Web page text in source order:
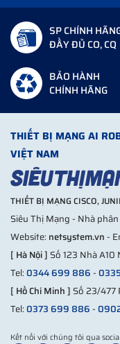
SP CHÍNH
ĐẦY ĐỦ CO, CQ
BẢO HÀNH
CHÍNH HÃNG
THIẾT BỊ MẠNG AI
VIỆT NAM
THIẾT BỊ MẠNG CISCO,
Siêu Thị Mạng - Nhà
Website: netsystem.vn-
[ Hà Nội ] Số 123 Nhà
Tel:0344 699 886-
[ Hồ Chí Minh ] Số 23/477
Tel:0373 699 886-
Kết nối với chúng tôi qua social